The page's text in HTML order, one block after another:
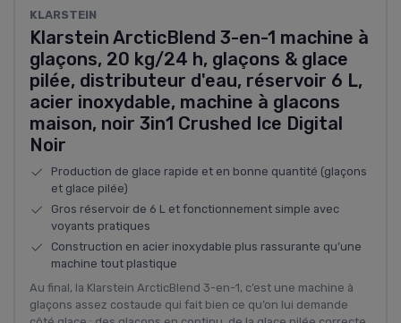
KLARSTEIN
Klarstein ArcticBlend 3-en-1 machine à
glaçons, 20 kg/24 h, glaçons & glace
pilée, distributeur d'eau, réservoir 6 L,
acier inoxydable, machine à glacons
maison, noir 3in1 Crushed Ice Digital
Noir
Production de glace rapide et en bonne quantité (glaçons
et glace pilée)
Gros réservoir de 6 L et fonctionnement simple avec
voyants pratiques
Construction en acier inoxydable plus rassurante qu’une
machine tout plastique
Au final, la Klarstein ArcticBlend 3-en-1, c’est une machine à
glaçons assez costaude qui fait bien ce qu’on lui demande